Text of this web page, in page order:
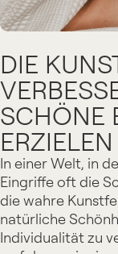
DIE
SCHÖNE
ERZIELEN
In einer Welt, in
Eingriffe oft die
die wahre
natürliche
Individualität zu